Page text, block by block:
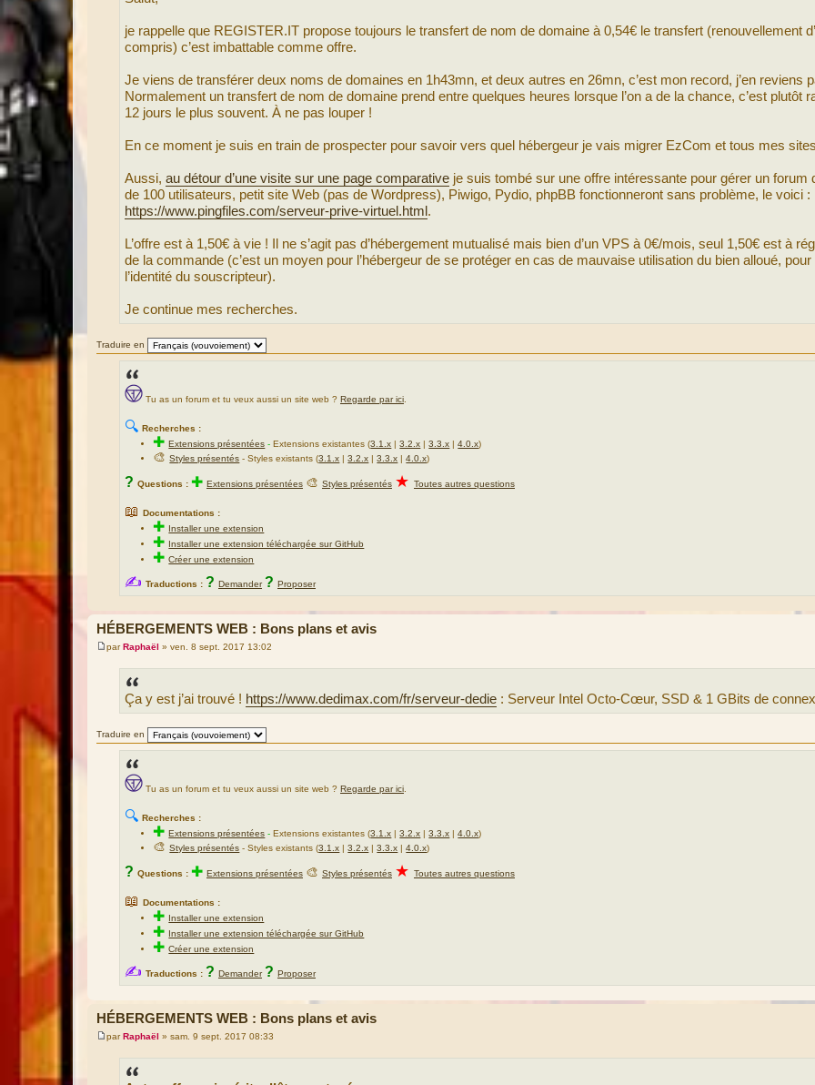
je rappelle que REGISTER.IT propose toujours le transfert de nom de domaine à 0,54€ le transfert (renouvellement
compris) c’est imbattable comme offre.
Je viens de transférer deux noms de domaines en 1h43mn, et deux autres en 26mn, c’est mon record, j’en reviens
Normalement un transfert de nom de domaine prend entre quelques heures lorsque l’on a de la chance, c’est plutôt
12 jours le plus souvent. À ne pas louper !
En ce moment je suis en train de prospecter pour savoir vers quel hébergeur je vais migrer EzCom et tous mes
Aussi, au détour d’une visite sur une page comparative je suis tombé sur une offre intéressante pour gérer un forum
de 100 utilisateurs, petit site Web (pas de Wordpress), Piwigo, Pydio, phpBB fonctionneront sans problème, le voici :
https://www.pingfiles.com/serveur-prive-virtuel.html .
L’offre est à 1,50€ à vie ! Il ne s’agit pas d’hébergement mutualisé mais bien d’un VPS à 0€/mois, seul 1,50€ est à
de la commande (c’est un moyen pour l’hébergeur de se protéger en cas de mauvaise utilisation du bien alloué,
l’identité du souscripteur).
Je continue mes recherches.
Traduire en
Tu as un forum et tu veux aussi un site web ? Regarde par ici.
🔍 Recherches :
✚Extensions présentées - Extensions existantes (3.1.x |3.2.x |3.3.x |4.0.x)
🎨Styles présentés - Styles existants (3.1.x |3.2.x |3.3.x |4.0.x)
? Questions : ✚ Extensions présentées 🎨 Styles présentés ★ Toutes autres questions
📖 Documentations :
✚ Installer une extension
✚ Installer une extension téléchargée sur GitHub
✚Créer une extension
✍ Traductions : ? Demander ? Proposer
HÉBERGEMENTS WEB : Bons plans et avis
M
parRaphaël » ven. 8 sept. 2017 13:02
Ça y est j’ai trouvé ! https://www.dedimax.com/fr/serveur-dedie : Serveur Intel Octo-Cœur, SSD & 1 GBits de
Traduire en
Tu as un forum et tu veux aussi un site web ? Regarde par ici.
🔍 Recherches :
✚Extensions présentées - Extensions existantes (3.1.x |3.2.x |3.3.x |4.0.x)
🎨Styles présentés - Styles existants (3.1.x |3.2.x |3.3.x |4.0.x)
? Questions : ✚ Extensions présentées 🎨 Styles présentés ★ Toutes autres questions
📖 Documentations :
✚ Installer une extension
✚ Installer une extension téléchargée sur GitHub
✚Créer une extension
✍ Traductions : ? Demander ? Proposer
HÉBERGEMENTS WEB : Bons plans et avis
M
parRaphaël » sam. 9 sept. 2017 08:33